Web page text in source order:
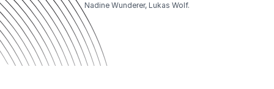
Nadine Wunderer, Lukas Wolf.